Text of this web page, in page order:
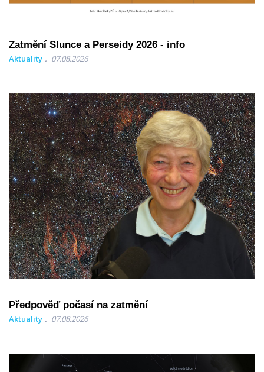
Zatmění Slunce a Perseidy 2026 - info
Aktuality 07.08.2026
Předpověď počasí na zatmění
Aktuality 07.08.2026